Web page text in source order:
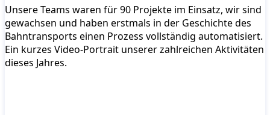
Unsere Teams waren für 90 Projekte im Einsatz, wir sind
gewachsen und haben erstmals in der Geschichte des
Bahntransports einen Prozess vollständig automatisiert.
Ein kurzes Video-Portrait unserer zahlreichen Aktivitäten
dieses Jahres.